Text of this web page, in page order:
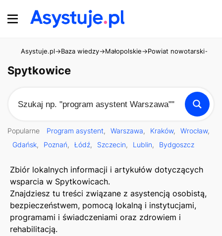
Asystuje.pl→Baza wiedzy→Małopolskie→Powiat nowotarski→
Spytkowice
Popularne Program asystent Warszawa Kraków
Wrocław
Gdańsk
Poznań Łódź Szczecin Lublin Bydgoszcz
Zbiór lokalnych informacji i artykułów dotyczących
wsparcia w Spytkowicach.
Znajdziesz tu treści związane z asystencją osobistą,
bezpieczeństwem, pomocą lokalną i instytucjami,
programami i świadczeniami oraz zdrowiem i
rehabilitacją.